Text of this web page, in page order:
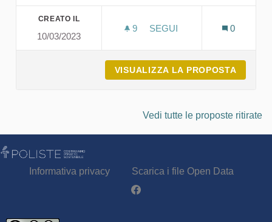
CREATO IL
10/03/2023
9 9 SOSTENITORI
SEGUI
0
VISUALIZZA LA PROPOSTA
Vedi tutte le proposte ritirate
Informativa privacy
Scarica i file Open Data
Partecipa - Poliste su Facebook